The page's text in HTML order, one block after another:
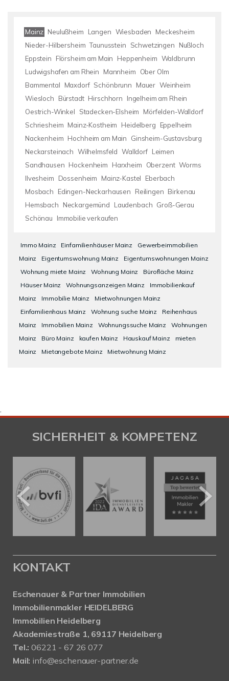
Mainz Neulußheim Langen Wiesbaden
Meckesheim
Nieder-Hilbersheim Taunusstein Schwetzingen
Nußloch
Eppstein
Flörsheim am Main Heppenheim Waldbrunn
Ludwigshafen am Rhein
Mannheim
Ober Olm
Bammental
Maxdorf Schönbrunn Mauer Weinheim
Wiesloch
Bürstadt Hirschhorn
Ingelheim am Rhein
Oestrich-Winkel
Stadecken-Elsheim
Mörfelden-Walldorf
Schriesheim Mainz-Kostheim Heidelberg
Eppelheim
Nackenheim Hochheim am Main
Ginsheim-Gustavsburg
Neckarsteinach Wilhelmsfeld Walldorf Leimen
Sandhausen Hockenheim Harxheim Oberzent Worms
Ilvesheim
Dossenheim Mainz-Kastel
Eberbach
Mosbach
Edingen-Neckarhausen Reilingen Birkenau
Hemsbach
Neckargemünd Laudenbach Groß-Gerau
Schönau
Immobilie verkaufen
Immo Mainz Einfamilienhäuser Mainz
Gewerbeimmobilien
Mainz
Eigentumswohnung Mainz
Eigentumswohnungen Mainz
Wohnung miete Mainz
Wohnung Mainz
Bürofläche Mainz
Häuser Mainz
Wohnungsanzeigen Mainz
Immobilienkauf
Mainz
Immobilie Mainz
Mietwohnungen Mainz
Einfamilienhaus Mainz
Wohnung suche Mainz
Reihenhaus
Mainz
Immobilien Mainz Wohnungssuche Mainz
Wohnungen
Mainz
Büro Mainz kaufen Mainz Hauskauf Mainz
mieten
Mainz
Mietangebote Mainz Mietwohnung Mainz
.
SICHERHEIT & KOMPETENZ
KONTAKT
Eschenauer & Partner Immobilien
Immobilienmakler HEIDELBERG
Immobilien Heidelberg
Akademiestraße 1, 69117 Heidelberg
Tel.:06221 - 67 26 077
Mail: info@eschenauer-partner.de